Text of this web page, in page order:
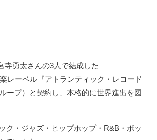
寺勇太さんの3人で結成した
レーベル『アトランティック・レコード
ープ）と契約し、本格的に世界進出を図
ク・ジャズ・ヒップホップ・R&B・ポッ